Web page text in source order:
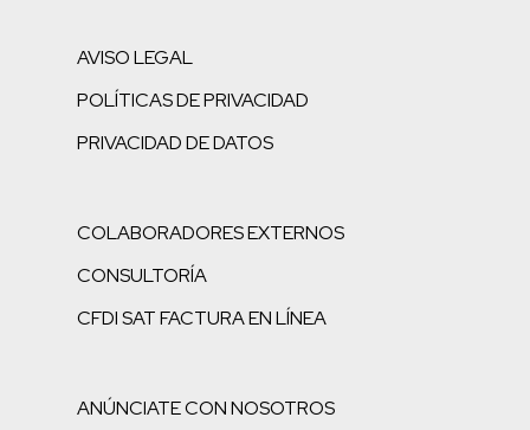
AVISO LEGAL
POLÍTICAS DE PRIVACIDAD
PRIVACIDAD DE DATOS
COLABORADORES EXTERNOS
CONSULTORÍA
CFDI SAT FACTURA EN LÍNEA
ANÚNCIATE CON NOSOTROS